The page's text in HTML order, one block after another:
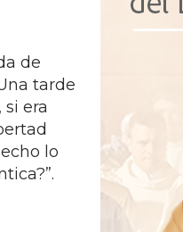
de
tarde
era
lo